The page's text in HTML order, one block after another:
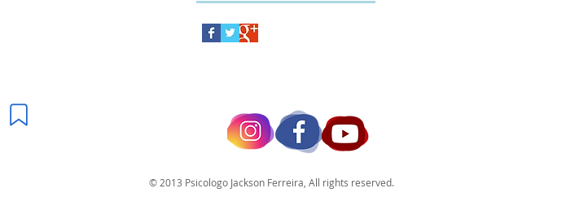
© 2013 Psicologo Jackson Ferreira, All rights reserved.